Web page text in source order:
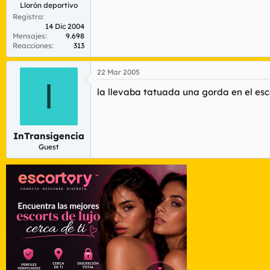
Llorón deportivo
Registro
14 Dic 2004
Mensajes
9.698
Reacciones
313
I
InTransigencia
Guest
22 Mar 2005
la llevaba tatuada una gorda en el